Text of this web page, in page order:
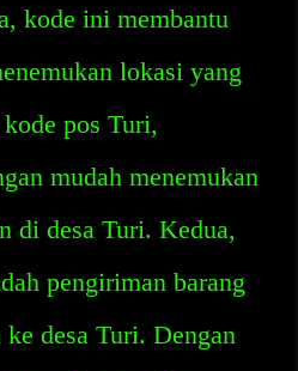
kode ini membantu
lokasi yang
pos Turi,
mudah menemukan
di desa Turi. Kedua,
pengiriman barang
desa Turi. Dengan